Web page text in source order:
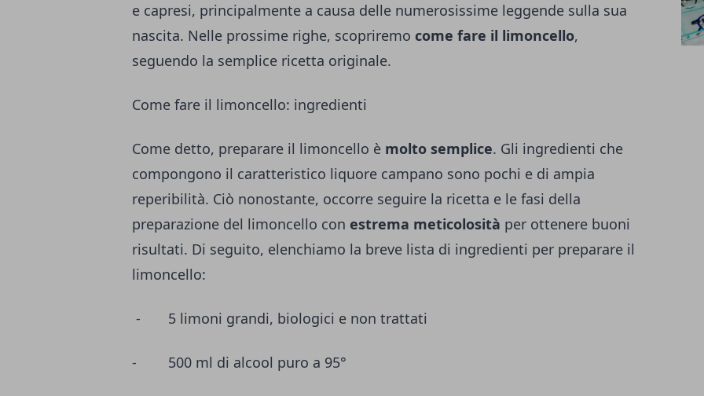
e capresi, principalmente a causa delle numerosissime leggende sulla sua
nascita. Nelle prossime righe, scopriremo come fare il limoncello,
seguendo la semplice ricetta originale.
Come fare il limoncello: ingredienti
Come detto, preparare il limoncello è molto semplice. Gli ingredienti che
compongono il caratteristico liquore campano sono pochi e di ampia
reperibilità. Ciò nonostante, occorre seguire la ricetta e le fasi della
preparazione del limoncello con estrema meticolosità per ottenere buoni
risultati. Di seguito, elenchiamo la breve lista di ingredienti per preparare il
limoncello:
- 5 limoni grandi, biologici e non trattati
- 500 ml di alcool puro a 95°